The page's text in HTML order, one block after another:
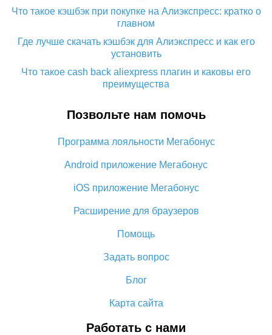
Что такое кэшбэк при покупке на Алиэкспресс: кратко о
главном
Где лучше скачать кэшбэк для Алиэкспресс и как его
установить
Что такое cash back aliexpress плагин и каковы его
преимущества
преимущества плагина
мануал
Все о том, как работает кэшбэк на Алиэкспресс
дает
Кэшбэк с Алиэкспресс: отзывы покупателей
5 способов получить самый большой кэшбэк на
Алиэкспресс
Как сделать кэшбэк на Алиэкспресс: простые способы
Позвольте нам помочь
Программа лояльности Мегабонус
Android приложение Мегабонус
iOS приложение Мегабонус
Расширение для браузеров
Помощь
Задать вопрос
Блог
Карта сайта
Работать с нами